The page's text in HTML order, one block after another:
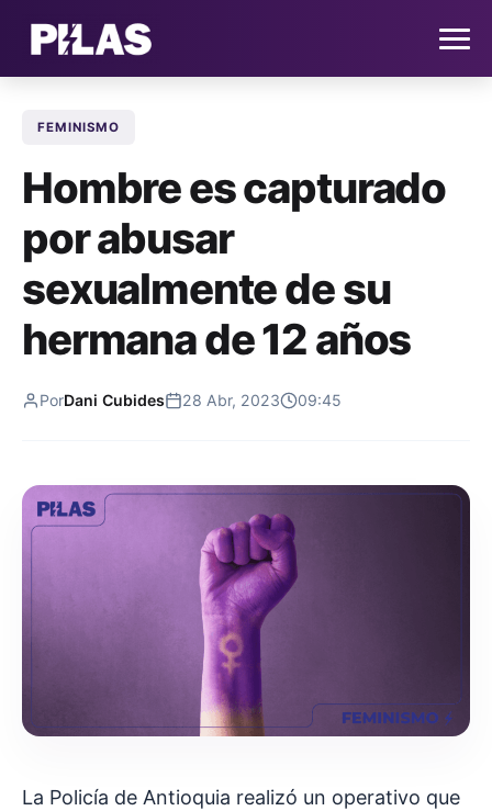
NOTICIAS
QUIÉNES SOMOS
CONTACTO
SUSCRÍBETE
FEMINISMO
Hombre es capturado
por abusar
sexualmente de su
hermana de 12 años
PorDani Cubides 28 Abr, 2023 09:45
La Policía de Antioquia realizó un operativo que